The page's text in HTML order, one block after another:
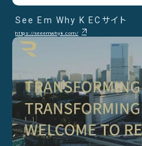
See Em Why K ECサイト
https://seeemwhyk.com/